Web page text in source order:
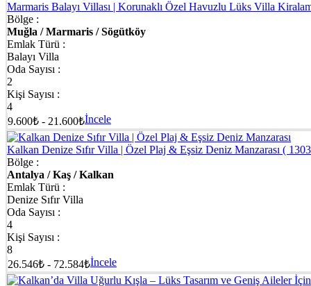
Marmaris Balayı Villası | Korunaklı Özel Havuzlu Lüks Villa
Bölge :
Muğla / Marmaris / Sögütköy
Emlak Türü :
Balayı Villa
Oda Sayısı :
2
Kişi Sayısı :
4
9.600₺ - 21.600₺İncele
Kalkan Denize Sıfır Villa | Özel Plaj & Eşsiz Deniz Manzarası (
Bölge :
Antalya / Kaş / Kalkan
Emlak Türü :
Denize Sıfır Villa
Oda Sayısı :
4
Kişi Sayısı :
8
26.546₺ - 72.584₺İncele